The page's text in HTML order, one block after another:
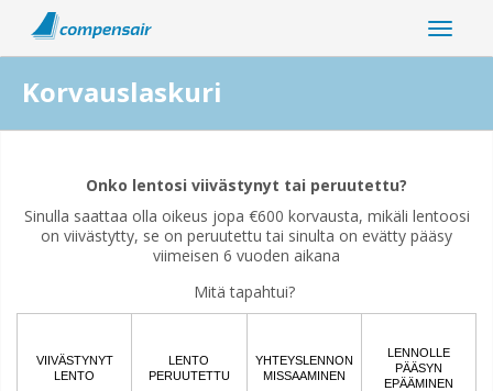
Korvauslaskuri
Onko lentosi viivästynyt tai peruutettu?
Sinulla saattaa olla oikeus jopa €600 korvausta, mikäli lentoosi
on viivästytty, se on peruutettu tai sinulta on evätty pääsy
viimeisen 6 vuoden aikana
Mitä tapahtui?
VIIVÄSTYNYT
LENTO
LENTO
PERUUTETTU
YHTEYSLENNON
MISSAAMINEN
LENNOLLE
PÄÄSYN
EPÄÄMINEN